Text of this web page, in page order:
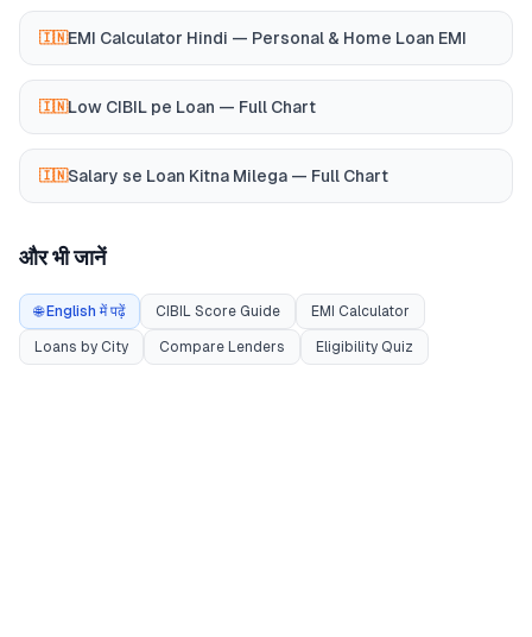
🇮🇳EMI Calculator Hindi — Personal & Home Loan EMI
🇮🇳Low CIBIL pe Loan — Full Chart
🇮🇳Salary se Loan Kitna Milega — Full Chart
और भी जानें
🌐 English में पढ़ें CIBIL Score Guide EMI Calculator
Loans by City Compare Lenders Eligibility Quiz